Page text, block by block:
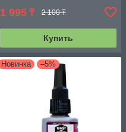
1 995 ₸ 2 100 ₸
Купить
Новинка –5%